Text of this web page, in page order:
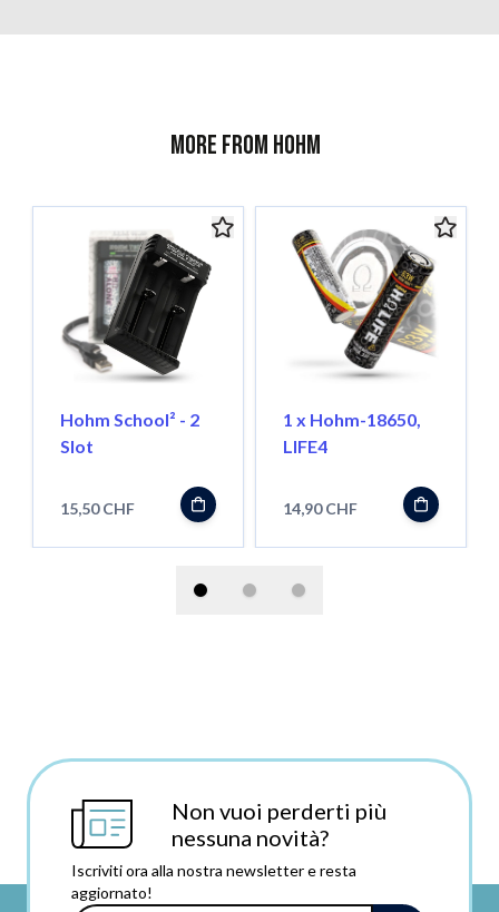
More from Hohm
Hohm School² - 2
Slot
15,50 CHF
1 x Hohm-18650,
LIFE4
14,90 CHF
Non vuoi perderti più
nessuna novità?
Iscriviti ora alla nostra newsletter e resta
aggiornato!